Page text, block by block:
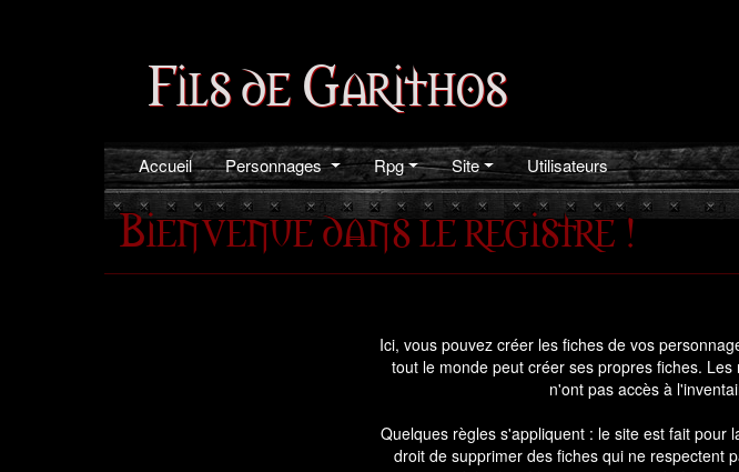
Fils de Garithos
Accueil Personnages Rpg Site Utilisateurs
Bienvenue dans le registre !
Ici, vous pouvez créer les fiches de vos
tout le monde peut créer ses propres fiches.
n'ont pas accès à
Quelques règles s'appliquent : le site est fait pour
droit de supprimer des fiches qui ne respectent